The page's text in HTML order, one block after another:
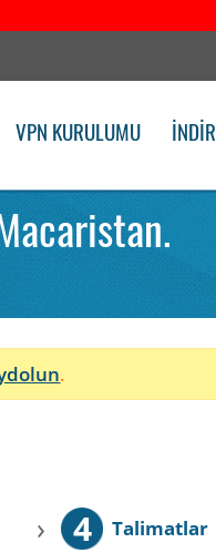
VPN KURULUMU İNDIR
.
› 4 Talimatlar